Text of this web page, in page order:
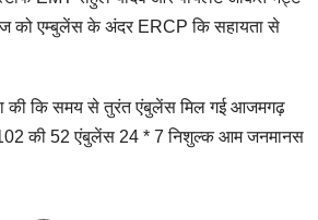
को एम्बुलेंस के अंदर ERCP कि सहायता से
की कि समय से तुरंत एंबुलेंस मिल गई आजमगढ़
की 52 एंबुलेंस 24 * 7 निशुल्क आम जनमानस